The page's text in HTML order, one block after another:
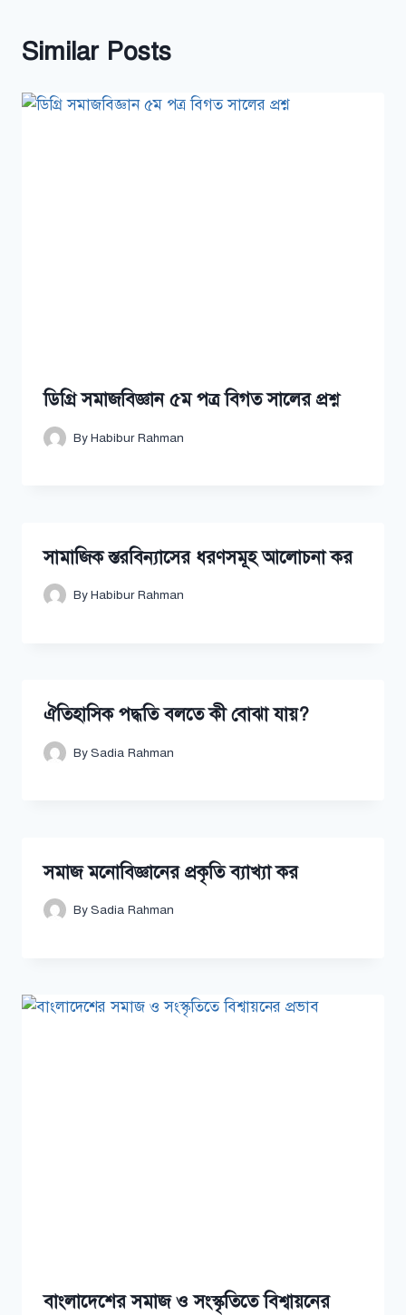
Similar Posts
ডিগ্রি সমাজবিজ্ঞান ৫ম পত্র বিগত সালের প্রশ্ন
ByHabibur Rahman
সামাজিক স্তরবিন্যাসের ধরণসমূহ আলোচনা কর
ByHabibur Rahman
ঐতিহাসিক পদ্ধতি বলতে কী বোঝা যায়?
BySadia Rahman
সমাজ মনোবিজ্ঞানের প্রকৃতি ব্যাখ্যা কর
BySadia Rahman
বাংলাদেশের সমাজ ও সংস্কৃতিতে বিশ্বায়নের